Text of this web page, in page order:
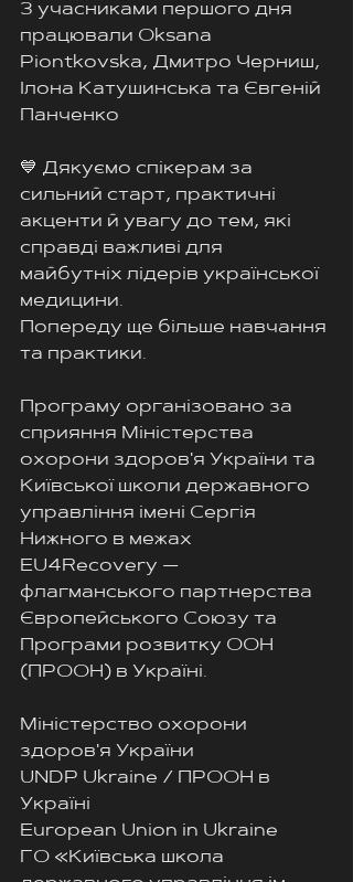
З учасниками першого дня
працювали Oksana
Piontkovska, Дмитро Черниш,
Ілона Катушинська та Євгеній
Панченко
💙 Дякуємо спікерам за
сильний старт, практичні
акценти й увагу до тем, які
справді важливі для
майбутніх лідерів української
медицини.
Попереду ще більше навчання
та практики.
Програму організовано за
сприяння Міністерства
охорони здоров'я України та
Київської школи державного
управління імені Сергія
Нижного в межах
EU4Recovery —
флагманського партнерства
Європейського Союзу та
Програми розвитку ООН
(ПРООН) в Україні.
Міністерство охорони
здоров'я України
UNDP Ukraine / ПРООН в
Україні
European Union in Ukraine
ГО «Київська школа